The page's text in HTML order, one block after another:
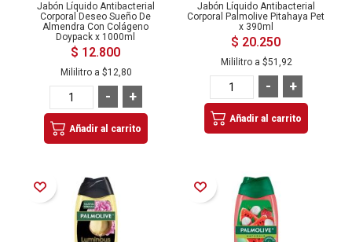
Jabón Líquido Antibacterial
Corporal Deseo Sueño De
Almendra Con Colágeno
Doypack x 1000ml
$ 12.800
Mililitro a $12,80
+
-
Añadir al carrito
Jabón Líquido Antibacterial
Corporal Palmolive Pitahaya Pet
x 390ml
$ 20.250
Mililitro a $51,92
+
-
Añadir al carrito
Añadir a la Lista de Deseos Añadir a la Lista de Deseos